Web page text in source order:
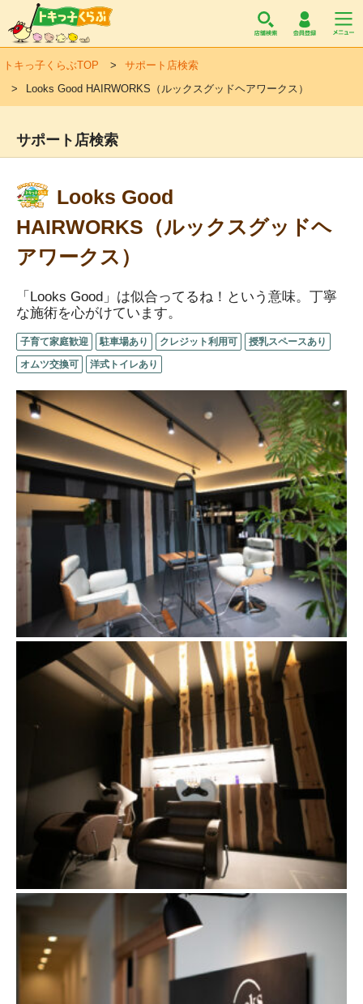
トキっ子くらぶTOP
サポート店検索
Looks Good HAIRWORKS（ルックスグッドヘアワークス）
サポート店検索
Looks Good
HAIRWORKS（ルックスグッドヘ
アワークス）
「Looks Good」は似合ってるね！という意味。丁寧
な施術を心がけています。
子育て家庭歓迎 駐車場あり クレジット利用可
授乳スペースあり
オムツ交換可
洋式トイレあり